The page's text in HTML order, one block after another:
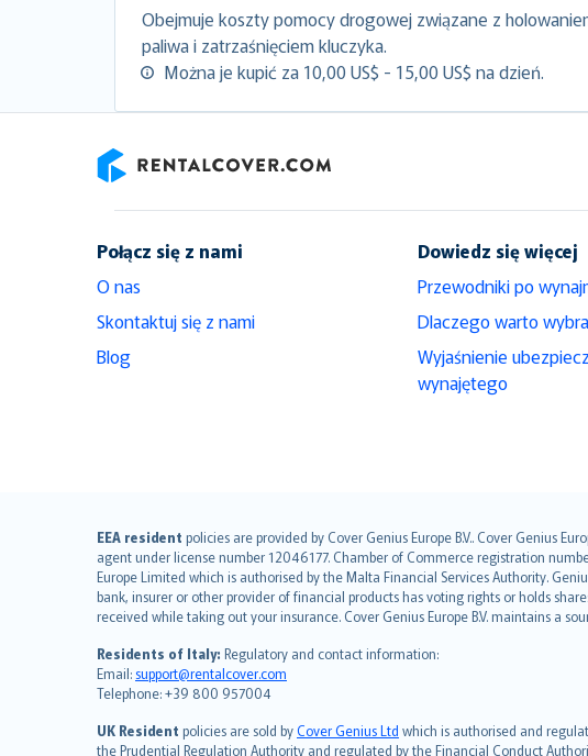
Obejmuje koszty pomocy drogowej związane z
paliwa i zatrzaśnięciem kluczyka.
Można je kupić za 10,00 US$ - 15,00 US$ na dzień.
Połącz się z nami
O nas
Skontaktuj się z nami
Blog
Dowiedz się więcej
Przewodniki po
Dlaczego warto
Wyjaśnienie
wynajętego
EEA resident policies are provided by Cover Genius Europe B.V.. Cover Genius
agent under license number 12046177. Chamber of Commerce registration
Europe Limited which is authorised by the Malta Financial Services Authority.
bank, insurer or other provider of financial products has voting rights or holds
received while taking out your insurance. Cover Genius Europe B.V. maintains a
Residents of Italy: Regulatory and contact information:
Email: support@rentalcover.com
Telephone: +39 800 957004
UK Resident policies are sold byCover Genius Ltd which is authorised and
the Prudential Regulation Authority and regulated by the Financial Conduct
English (UK)
English (US)
Deutsch
français
Nederlands
español
italiano
简体中文
繁體中文